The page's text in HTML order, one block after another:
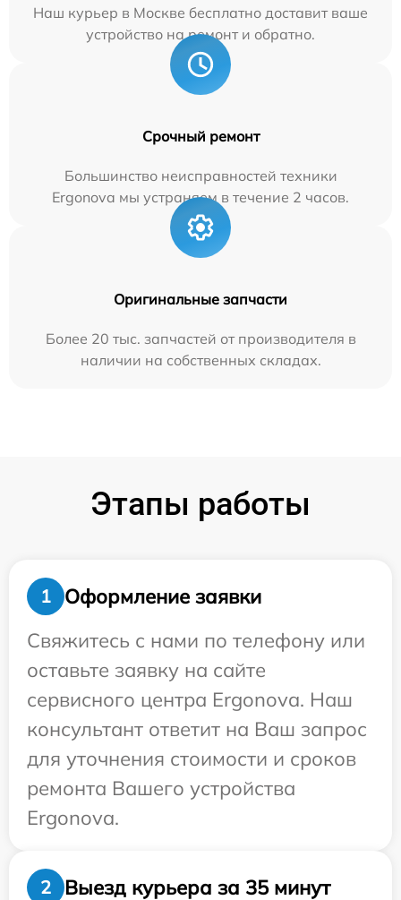
Наш курьер в Москве бесплатно доставит ваше
устройство на ремонт и обратно.
Срочный ремонт
Большинство неисправностей техники
Ergonova мы устраняем в течение 2 часов.
Оригинальные запчасти
Более 20 тыс. запчастей от производителя в
наличии на собственных складах.
Этапы работы
1
Оформление заявки
Свяжитесь с нами по телефону или
оставьте заявку на сайте
сервисного центра Ergonova. Наш
консультант ответит на Ваш запрос
для уточнения стоимости и сроков
ремонта Вашего устройства
Ergonova.
2 Выезд курьера за 35 минут